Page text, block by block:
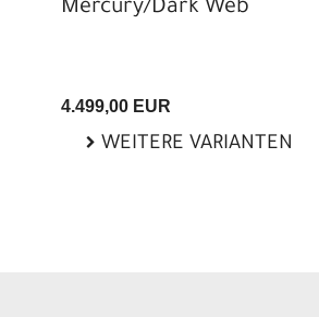
Mercury/Dark Web
4.499,00 EUR
WEITERE VARIANTEN